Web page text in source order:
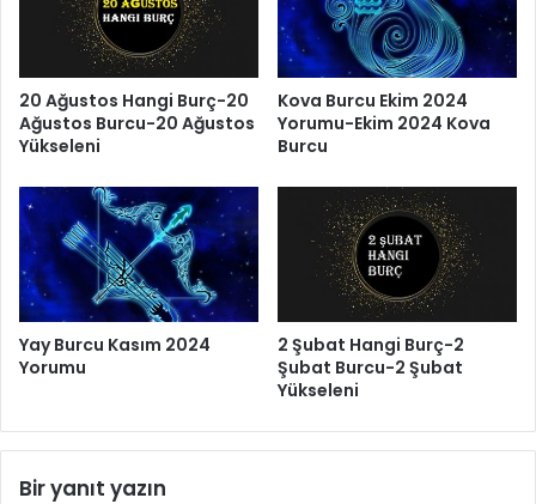
20 Ağustos Hangi Burç-20
Ağustos Burcu-20 Ağustos
Yükseleni
Kova Burcu Ekim 2024
Yorumu-Ekim 2024 Kova
Burcu
Yay Burcu Kasım 2024
Yorumu
2 Şubat Hangi Burç-2
Şubat Burcu-2 Şubat
Yükseleni
Bir yanıt yazın